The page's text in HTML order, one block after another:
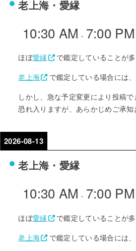
老上海・愛縁
10:30 AM - 7:00 PM
ほぼ愛縁
で鑑定していることが
老上海
で鑑定している場合には、
しかし、急な予定変更により投稿で
恐れ入りますが、あらかじめご承知
2026-08-13
老上海・愛縁
10:30 AM - 7:00 PM
ほぼ愛縁
で鑑定していることが
老上海
で鑑定している場合には、